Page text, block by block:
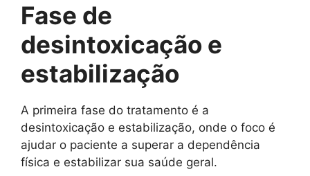
Fase de
desintoxicação e
estabilização
A primeira fase do tratamento é a
desintoxicação e estabilização, onde o foco é
ajudar o paciente a superar a dependência
física e estabilizar sua saúde geral.